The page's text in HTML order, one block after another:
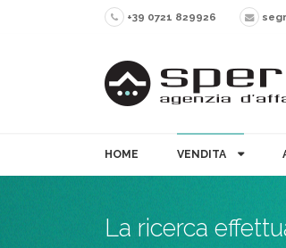
+39 0721 829926
HOME VENDITA
La ricerca